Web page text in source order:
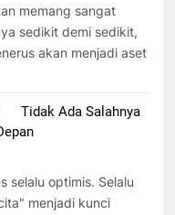
memang sangat
sedikit demi sedikit,
akan menjadi aset
Tidak Ada Salahnya
selalu optimis. Selalu
menjadi kunci